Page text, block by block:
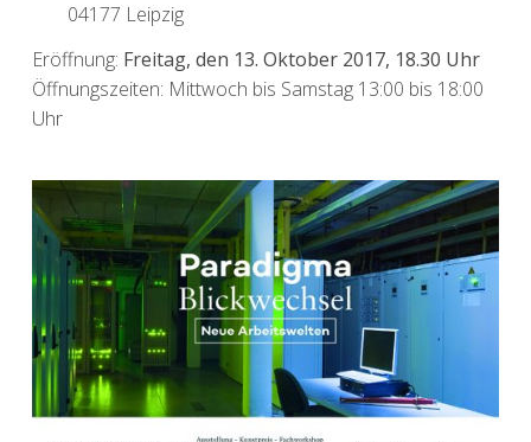
04177 Leipzig
Eröffnung: Freitag, den 13. Oktober 2017, 18.30 Uhr
Öffnungszeiten: Mittwoch bis Samstag 13:00 bis 18:00
Uhr